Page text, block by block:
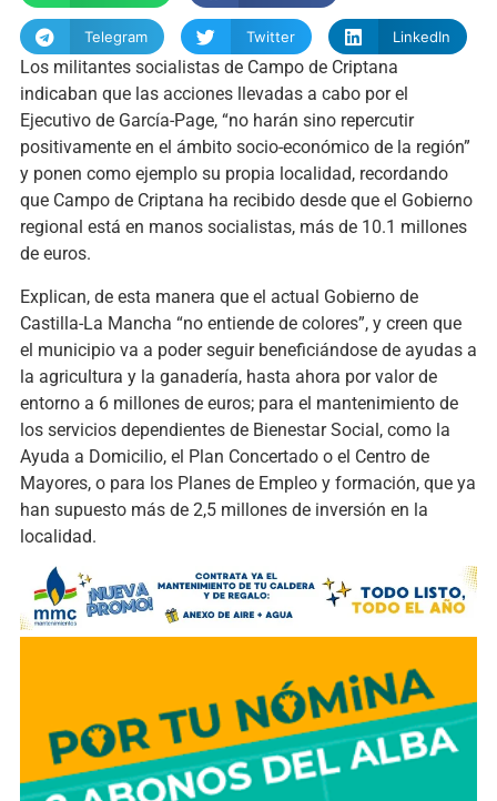
Telegram Twitter LinkedIn
Los militantes socialistas de Campo de Criptana
indicaban que las acciones llevadas a cabo por el
Ejecutivo de García-Page, “no harán sino repercutir
positivamente en el ámbito socio-económico de la región”
y ponen como ejemplo su propia localidad, recordando
que Campo de Criptana ha recibido desde que el Gobierno
regional está en manos socialistas, más de 10.1 millones
de euros.
Explican, de esta manera que el actual Gobierno de
Castilla-La Mancha “no entiende de colores”, y creen que
el municipio va a poder seguir beneficiándose de ayudas a
la agricultura y la ganadería, hasta ahora por valor de
entorno a 6 millones de euros; para el mantenimiento de
los servicios dependientes de Bienestar Social, como la
Ayuda a Domicilio, el Plan Concertado o el Centro de
Mayores, o para los Planes de Empleo y formación, que ya
han supuesto más de 2,5 millones de inversión en la
localidad.